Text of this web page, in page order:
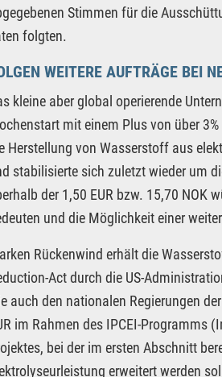
Stimmen für die
folgten.
WEITERE AUFTRÄGE BEI
kleine aber global operierende
mit einem Plus von über
Herstellung von Wasserstoff aus
stabilisierte sich zuletzt wieder um
der 1,50 EUR bzw. 15,70 NOK
und die Möglichkeit einer
Rückenwind erhält die
Act durch die US-
auch den nationalen Regierungen
im Rahmen des IPCEI-Programms
bei der im ersten Abschnitt
erweitert werden